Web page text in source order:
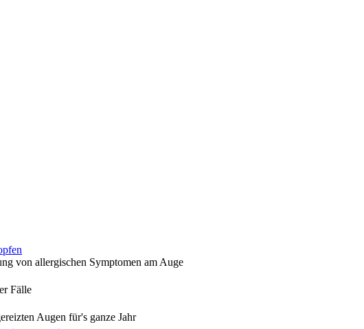
von allergischen Symptomen am Auge
Fälle
Augen für's ganze Jahr